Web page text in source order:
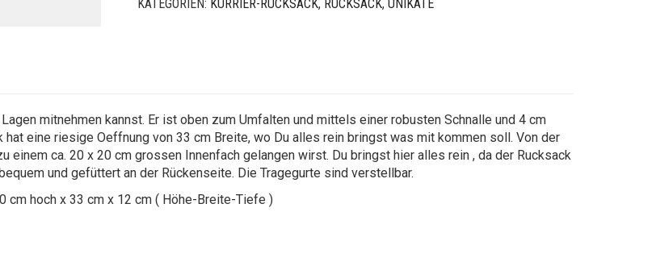
KATEGORIEN: KURRIER-RUCKSACK, RUCKSACK, UNIKATE
mitnehmen kannst. Er ist oben zum Umfalten und mittels einer robusten Schnalle und 4 cm
eine riesige Oeffnung von 33 cm Breite, wo Du alles rein bringst was mit kommen soll. Von der
ca. 20 x 20 cm grossen Innenfach gelangen wirst. Du bringst hier alles rein , da der Rucksack
und gefüttert an der Rückenseite. Die Tragegurte sind verstellbar.
cm hoch x 33 cm x 12 cm ( Höhe-Breite-Tiefe )